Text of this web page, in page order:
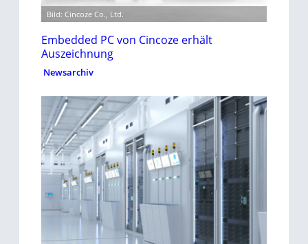
Bild: Cincoze Co., Ltd.
Embedded PC von Cincoze erhält
Auszeichnung
Newsarchiv